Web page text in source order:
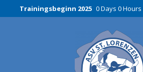
Trainingsbeginn 2025 0 Days 0